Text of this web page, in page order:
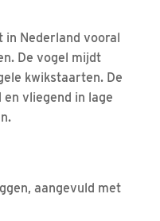
in Nederland vooral
De vogel mijdt
kwikstaarten. De
vliegend in lage
aangevuld met